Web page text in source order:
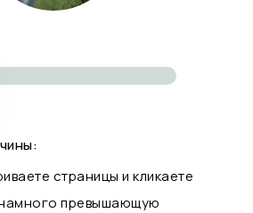
страницы и кликаете
превышающую